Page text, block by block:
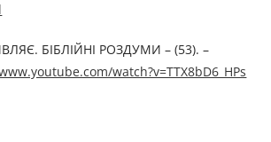
БІБЛІЙНІ РОЗДУМИ – (53). –
watch?v=TTX8bD6_HPs